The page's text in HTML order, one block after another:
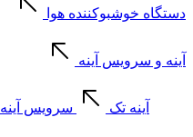
دستگاه خوشبوکننده هوا
آینه و سرویس آینه
آینه تک سرویس آینه